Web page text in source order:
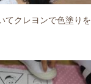
てクレヨンで色塗りを